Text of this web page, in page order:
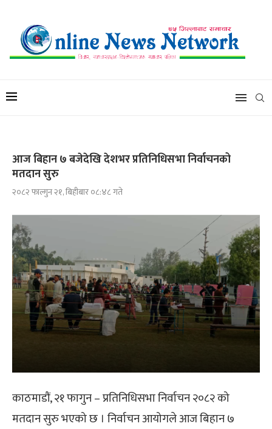
आज बिहान ७ बजेदेखि देशभर प्रतिनिधिसभा निर्वाचनको
मतदान सुरु
२०८२ फाल्गुन २१, बिहीबार ०८:४८ गते
काठमाडौं, २१ फागुन – प्रतिनिधिसभा निर्वाचन २०८२ को
मतदान सुरु भएको छ । निर्वाचन आयोगले आज बिहान ७